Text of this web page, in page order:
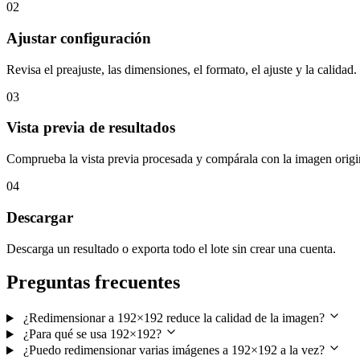
02
Ajustar configuración
Revisa el preajuste, las dimensiones, el formato, el ajuste y la calidad.
03
Vista previa de resultados
Comprueba la vista previa procesada y compárala con la imagen
04
Descargar
Descarga un resultado o exporta todo el lote sin crear una cuenta.
Preguntas frecuentes
¿Redimensionar a 192×192 reduce la calidad de la imagen?
¿Para qué se usa 192×192?
¿Puedo redimensionar varias imágenes a 192×192 a la vez?